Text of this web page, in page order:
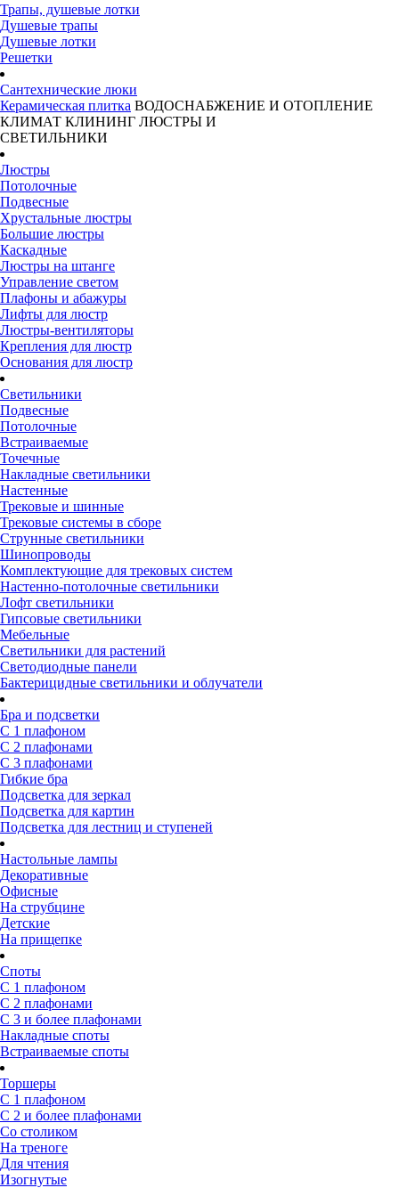
Трапы, душевые лотки
Душевые трапы
Душевые лотки
Решетки
Сантехнические люки
Керамическая плитка ВОДОСНАБЖЕНИЕ И ОТОПЛЕНИЕ
КЛИМАТ КЛИНИНГ ЛЮСТРЫ И
СВЕТИЛЬНИКИ
Люстры
Потолочные
Подвесные
Хрустальные люстры
Большие люстры
Каскадные
Люстры на штанге
Управление светом
Плафоны и абажуры
Лифты для люстр
Люстры-вентиляторы
Крепления для люстр
Основания для люстр
Светильники
Подвесные
Потолочные
Встраиваемые
Точечные
Накладные светильники
Настенные
Трековые и шинные
Трековые системы в сборе
Струнные светильники
Шинопроводы
Комплектующие для трековых систем
Настенно-потолочные светильники
Лофт светильники
Гипсовые светильники
Мебельные
Светильники для растений
Светодиодные панели
Бактерицидные светильники и облучатели
Бра и подсветки
С 1 плафоном
С 2 плафонами
С 3 плафонами
Гибкие бра
Подсветка для зеркал
Подсветка для картин
Подсветка для лестниц и ступеней
Настольные лампы
Декоративные
Офисные
На струбцине
Детские
На прищепке
Споты
С 1 плафоном
С 2 плафонами
С 3 и более плафонами
Накладные споты
Встраиваемые споты
Торшеры
С 1 плафоном
С 2 и более плафонами
Со столиком
На треноге
Для чтения
Изогнутые